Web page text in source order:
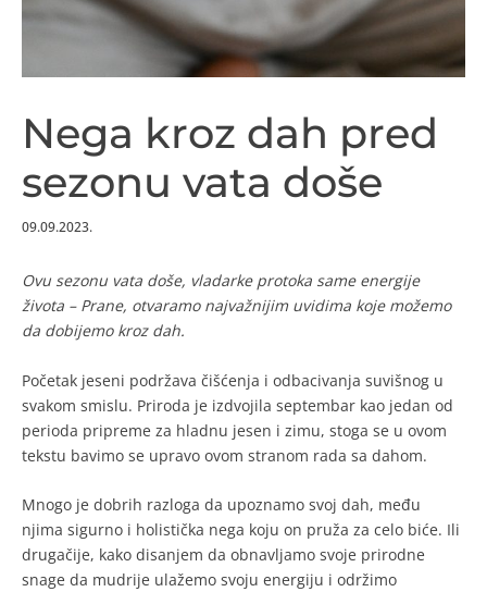
Nega kroz dah pred
sezonu vata doše
09.09.2023.
Ovu sezonu vata doše, vladarke protoka same energije
života – Prane, otvaramo najvažnijim uvidima koje možemo
da dobijemo kroz dah.
Početak jeseni podržava čišćenja i odbacivanja suvišnog u
svakom smislu. Priroda je izdvojila septembar kao jedan od
perioda pripreme za hladnu jesen i zimu, stoga se u ovom
tekstu bavimo se upravo ovom stranom rada sa dahom.
Mnogo je dobrih razloga da upoznamo svoj dah, među
njima sigurno i holistička nega koju on pruža za celo biće. Ili
drugačije, kako disanjem da obnavljamo svoje prirodne
snage da mudrije ulažemo svoju energiju i održimo